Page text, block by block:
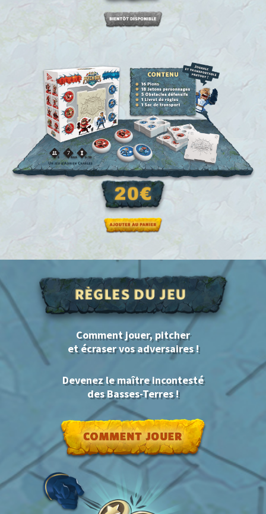
Comment jouer, pitcher
et écraser vos adversaires !
Devenez le maître incontesté
des Basses-Terres !